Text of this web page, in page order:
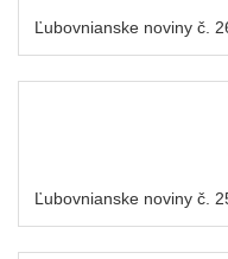
Ľubovnianske noviny č.
Ľubovnianske noviny č.